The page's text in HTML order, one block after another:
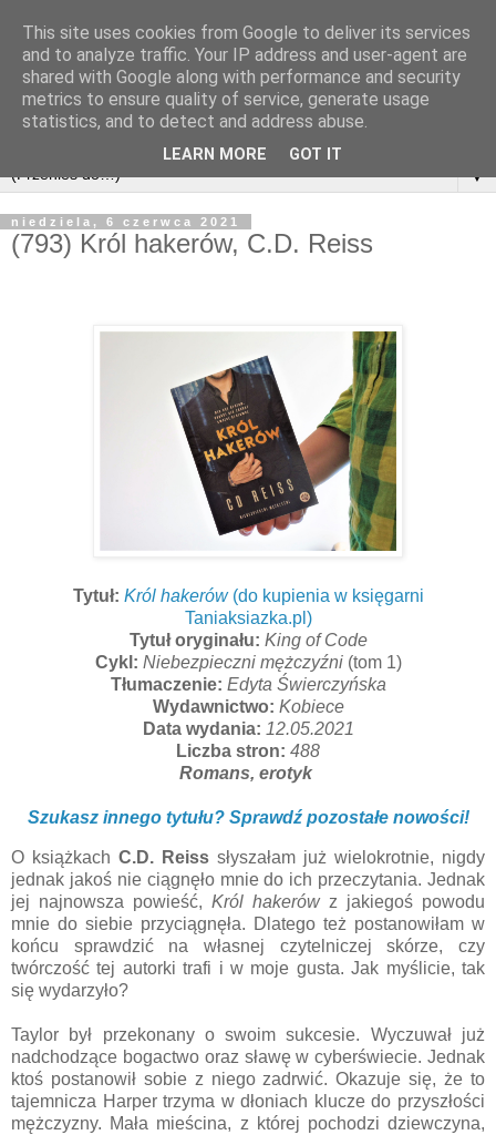
▼
niedziela, 6 czerwca 2021
(793) Król hakerów, C.D. Reiss
Tytuł: Król hakerów (do kupienia w księgarni
Taniaksiazka.pl)
Tytuł oryginału: King of Code
Cykl: Niebezpieczni mężczyźni (tom 1)
Tłumaczenie: Edyta Świerczyńska
Wydawnictwo: Kobiece
Data wydania: 12.05.2021
Liczba stron: 488
Romans, erotyk
Szukasz innego tytułu? Sprawdź pozostałe nowości!
O książkach C.D. Reiss słyszałam już wielokrotnie, nigdy
jednak jakoś nie ciągnęło mnie do ich przeczytania. Jednak
jej najnowsza powieść, Król hakerówz jakiegoś powodu
mnie do siebie przyciągnęła. Dlatego też postanowiłam w
końcu sprawdzić na własnej czytelniczej skórze, czy
twórczość tej autorki trafi i w moje gusta. Jak myślicie, tak
się wydarzyło?
Taylor był przekonany o swoim sukcesie. Wyczuwał już
nadchodzące bogactwo oraz sławę w cyberświecie. Jednak
ktoś postanowił sobie z niego zadrwić. Okazuje się, że to
tajemnicza Harper trzyma w dłoniach klucze do przyszłości
mężczyzny. Mała mieścina, z której pochodzi dziewczyna,
This site uses cookies from Google to deliver its services
and to analyze traffic. Your IP address and user-agent are
shared with Google along with performance and security
metrics to ensure quality of service, generate usage
statistics, and to detect and address abuse.
LEARN MORE GOT IT